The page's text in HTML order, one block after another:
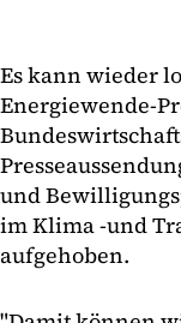
Es kann wieder
Energiewende-
und
im Klima -und
aufgehoben.